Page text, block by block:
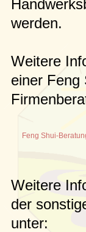
werden.
Weitere
einer Feng
Feng Shui-
Weitere
der
unter: